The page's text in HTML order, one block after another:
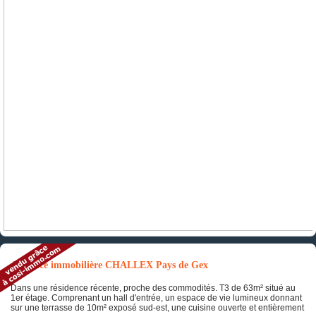
Annonce immobilière CHALLEX Pays de Gex
Dans une résidence récente, proche des commodités. T3 de 63m² situé au
1er étage. Comprenant un hall d'entrée, un espace de vie lumineux donnant
sur une terrasse de 10m² exposé sud-est, une cuisine ouverte et entièrement